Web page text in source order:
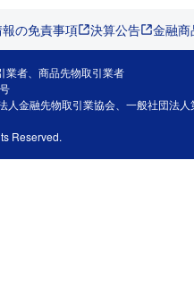
の免責事項 決算公告 金融
業者、商品先物取引業者
人金融先物取引業協会、一般社団法
Reserved.